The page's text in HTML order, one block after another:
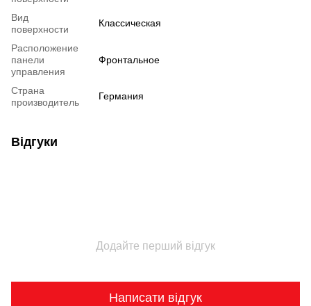
Вид
поверхности
Классическая
Расположение
панели
управления
Фронтальное
Страна
производитель
Германия
Відгуки
Додайте перший відгук
Написати відгук